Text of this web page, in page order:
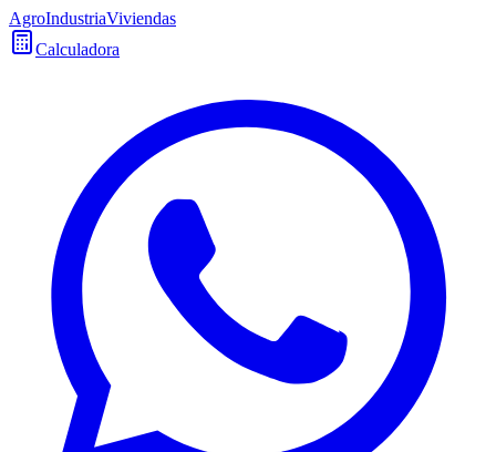
AgroIndustriaViviendas
Calculadora